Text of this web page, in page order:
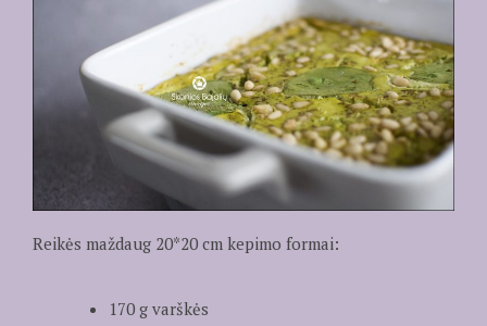
Reikės maždaug 20*20 cm kepimo formai:
170 g varškės